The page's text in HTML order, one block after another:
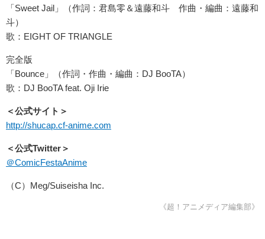
「Sweet Jail」（作詞：君島零＆遠藤和斗 作曲・編曲：遠藤和
斗）
歌：EIGHT OF TRIANGLE
完全版
「Bounce」（作詞・作曲・編曲：DJ BooTA）
歌：DJ BooTA feat. Oji Irie
＜公式サイト＞
http://shucap.cf-anime.com
＜公式Twitter＞
＠ComicFestaAnime
（C）Meg/Suiseisha Inc.
《超！アニメディア編集部》